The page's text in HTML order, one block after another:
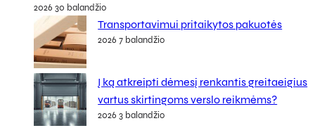
2026 30 balandžio
Transportavimui pritaikytos pakuotės
2026 7 balandžio
Į ką atkreipti dėmesį renkantis greitaeigius
vartus skirtingoms verslo reikmėms?
2026 3 balandžio